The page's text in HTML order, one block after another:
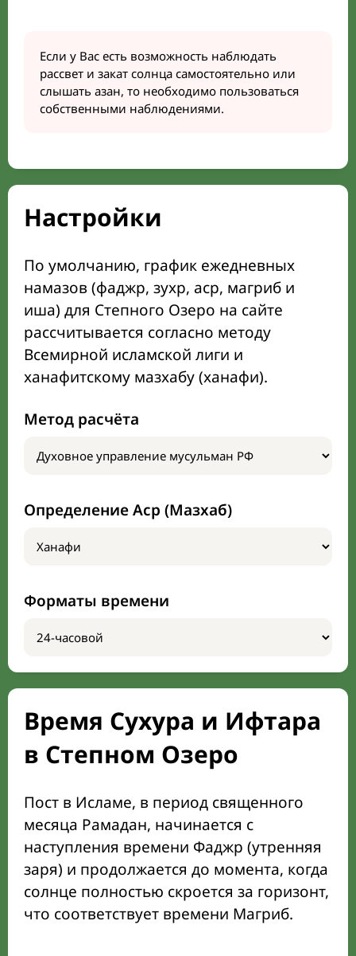
Если у Вас есть возможность наблюдать
рассвет и закат солнца самостоятельно или
слышать азан, то необходимо пользоваться
собственными наблюдениями.
Настройки
По умолчанию, график ежедневных
намазов (фаджр, зухр, аср, магриб и
иша) для Степного Озеро на сайте
рассчитывается согласно методу
Всемирной исламской лиги и
ханафитскому мазхабу (ханафи).
Метод расчёта
Определение Аср (Мазхаб)
Форматы времени
Время Сухура и Ифтара
в Степном Озеро
Пост в Исламе, в период священного
месяца Рамадан, начинается с
наступления времени Фаджр (утренняя
заря) и продолжается до момента, когда
солнце полностью скроется за горизонт,
что соответствует времени Магриб.